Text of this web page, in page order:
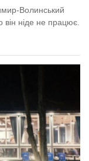
Волинський
він ніде не працює.